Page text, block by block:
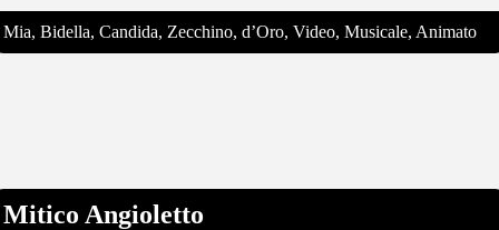
Mia, Bidella, Candida, Zecchino, d’Oro, Video, Musicale, Animato
Mitico Angioletto